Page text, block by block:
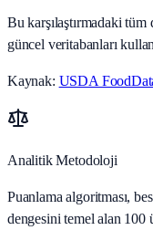
Bu karşılaştırmadaki
güncel veritabanları
Kaynak: USDA
Analitik Metodoloji
Puanlama algoritması,
dengesini temel alan 100